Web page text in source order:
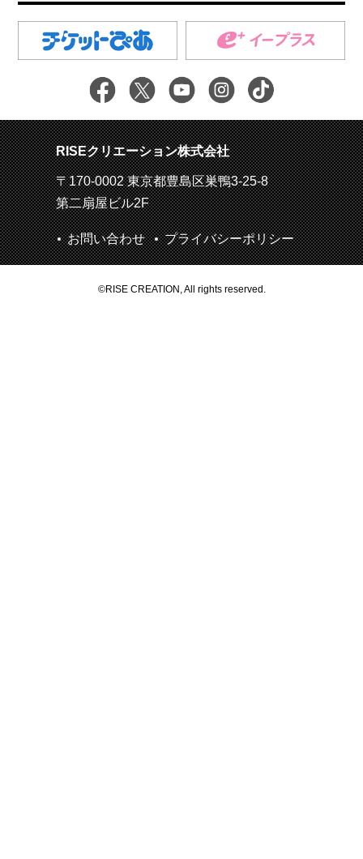
RISEクリエーション株式会社
〒170-0002 東京都豊島区巣鴨3-25-8
第二扇屋ビル2F
お問い合わせ プライバシーポリシー
©RISE CREATION, All rights reserved.